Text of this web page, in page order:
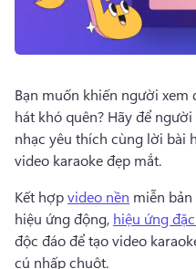
Bạn muốn khiến người
hát khó quên? Hãy để
nhạc yêu thích cùng lời bài
video karaoke đẹp mắt.
Kết hợp video nền miễn
hiệu ứng động, hiệu ứng
độc đáo để tạo video
cú nhấp chuột.